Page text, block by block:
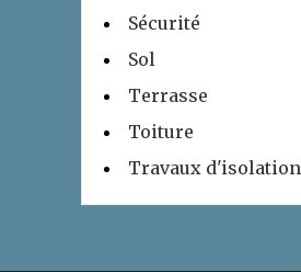
Sécurité
Sol
Terrasse
Toiture
Travaux d'isolation